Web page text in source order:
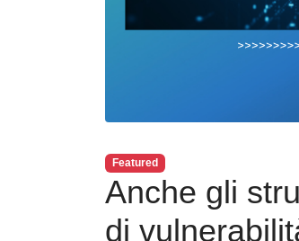
Featured
Anche gli
di